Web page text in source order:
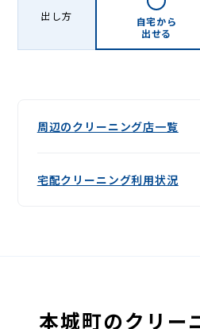
出し方
自宅から
出せる
周辺のクリーニング店一覧
宅配クリーニング利用状況
本城町のクリー